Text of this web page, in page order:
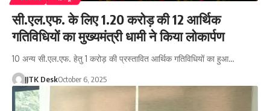
सी.एल.एफ. के लिए 1.20 करोड़ की 12 आर्थिक
गतिविधियों का मुख्यमंत्री धामी ने किया लोकार्पण
10 अन्य सी.एल.एफ. हेतु 1 करोड़ की प्रस्तावित आर्थिक गतिविधियों का हुआ…
JJTK DeskOctober 6, 2025